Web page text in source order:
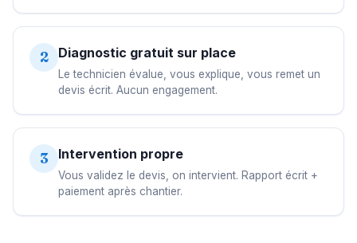
2 Diagnostic gratuit sur place
Le technicien évalue, vous explique, vous remet un
devis écrit. Aucun engagement.
3 Intervention propre
Vous validez le devis, on intervient. Rapport écrit +
paiement après chantier.